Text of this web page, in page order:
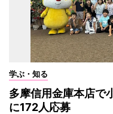
学ぶ・知る
多摩信用金庫本店
に172人応募